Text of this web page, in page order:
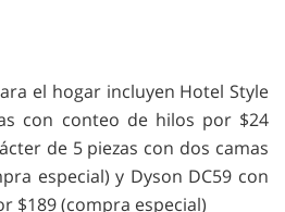
el hogar incluyen Hotel Style
con conteo de hilos por $24
de 5 piezas con dos camas
especial) y Dyson DC59 con
$189 (compra especial)